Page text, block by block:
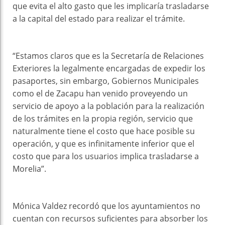
que evita el alto gasto que les implicaría trasladarse
a la capital del estado para realizar el trámite.
“Estamos claros que es la Secretaría de Relaciones
Exteriores la legalmente encargadas de expedir los
pasaportes, sin embargo, Gobiernos Municipales
como el de Zacapu han venido proveyendo un
servicio de apoyo a la población para la realización
de los trámites en la propia región, servicio que
naturalmente tiene el costo que hace posible su
operación, y que es infinitamente inferior que el
costo que para los usuarios implica trasladarse a
Morelia”.
Mónica Valdez recordó que los ayuntamientos no
cuentan con recursos suficientes para absorber los